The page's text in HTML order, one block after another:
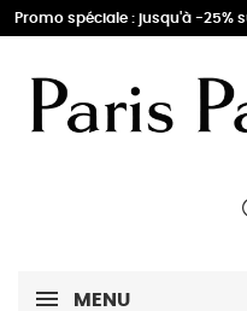
Promo spéciale : jusqu'à -25%
MENU